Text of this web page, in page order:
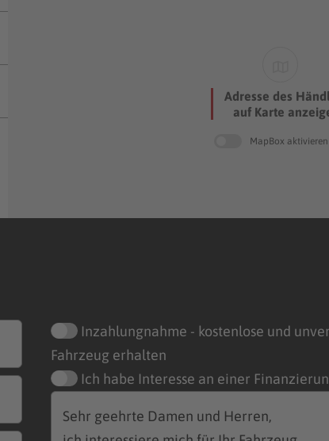
Adresse des
auf Karte
MapBox aktivieren
Inzahlungnahme - kostenlose und
Fahrzeug erhalten
Ich habe Interesse an einer